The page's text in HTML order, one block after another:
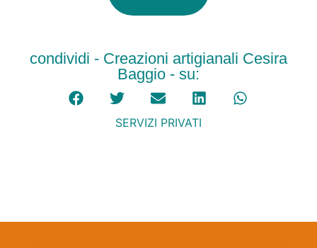
condividi - Creazioni artigianali Cesira
Baggio - su:
SERVIZI PRIVATI